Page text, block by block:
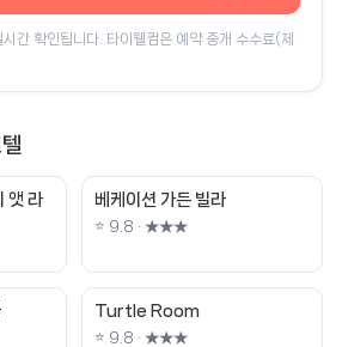
간 확인됩니다. 타이웰컴은 예약 중개 수수료(제
앳 라
베케이션 가든 빌라
⭐ 9.8 · ★★★
Turtle Room
⭐ 9.8 · ★★★